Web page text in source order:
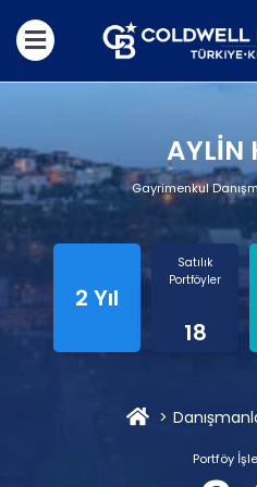
AYLİN
Gayrimenkul
2 Yıl
Satılık
Portföyler
18
Portföy